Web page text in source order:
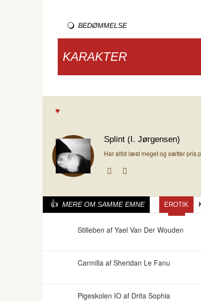
BEDØMMELSE
KARAKTER
Splint (I. Jørgensen)
Har altid læst meget og sætter pris
MERE OM SAMME EMNE EROTIK
Stilleben af Yael Van Der Wouden
Carmilla af Sheridan Le Fanu
Pigeskolen IO af Drita Sophia